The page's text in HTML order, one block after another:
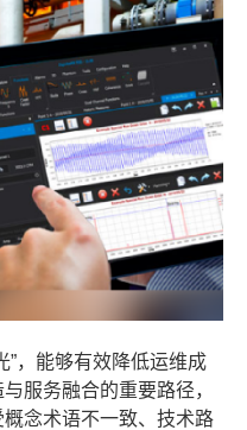
”，能够有效降低运维成
服务融合的重要路径，
念术语不一致、技术路